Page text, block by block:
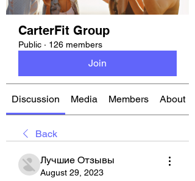
CarterFit Group
Public · 126 members
Join
Discussion Media Members About
Back
Лучшие Отзывы
August 29, 2023